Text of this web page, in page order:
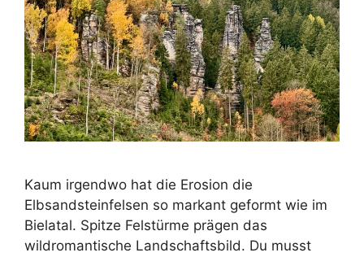
Kaum irgendwo hat die Erosion die
Elbsandsteinfelsen so markant geformt wie im
Bielatal. Spitze Felstürme prägen das
wildromantische Landschaftsbild. Du musst